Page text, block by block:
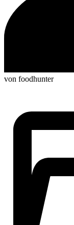
von foodhunter